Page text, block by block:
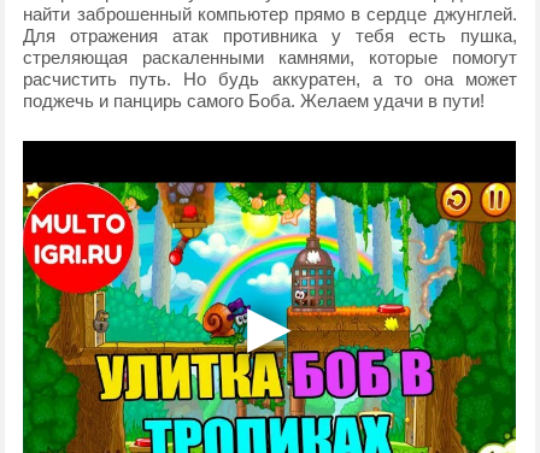
найти заброшенный компьютер прямо в сердце джунглей.
Для отражения атак противника у тебя есть пушка,
стреляющая раскаленными камнями, которые помогут
расчистить путь. Но будь аккуратен, а то она может
поджечь и панцирь самого Боба. Желаем удачи в пути!